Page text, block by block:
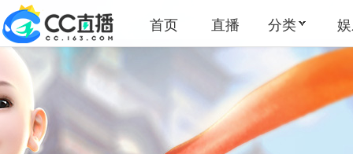
首页 直播 分类